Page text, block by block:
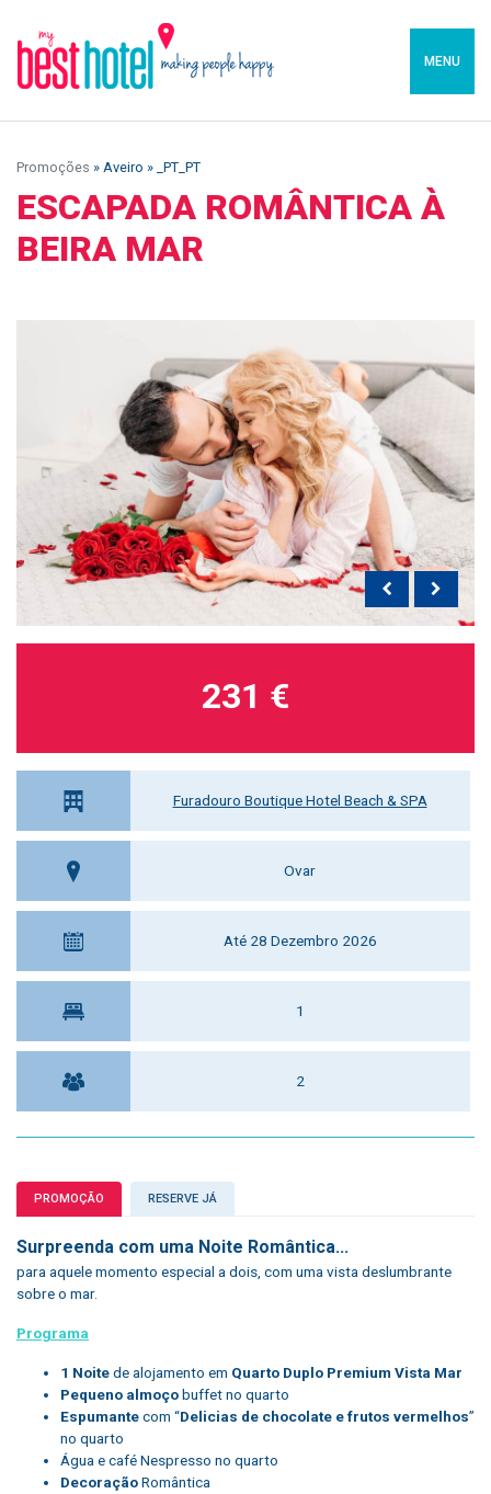
MENU
Promoções » Aveiro » _PT_PT
ESCAPADA ROMÂNTICA À
BEIRA MAR
Furadouro Boutique Hotel Beach & SPA
Ovar
Até 28 Dezembro 2026
1
2
231 €
PROMOÇÃO RESERVE JÁ
Surpreenda com uma Noite Romântica...
para aquele momento especial a dois, com uma vista deslumbrante
sobre o mar.
Programa
1 Noitede alojamento em Quarto Duplo Premium Vista Mar
Pequeno almoçobuffet no quarto
Espumantecom “Delicias de chocolate e frutos vermelhos”
no quarto
Água e café Nespresso no quarto
DecoraçãoRomântica